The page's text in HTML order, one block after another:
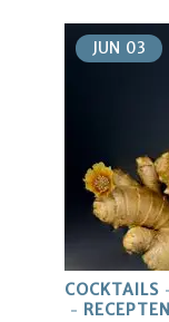
JUN 03
COCKTAILS
RECEPTEN